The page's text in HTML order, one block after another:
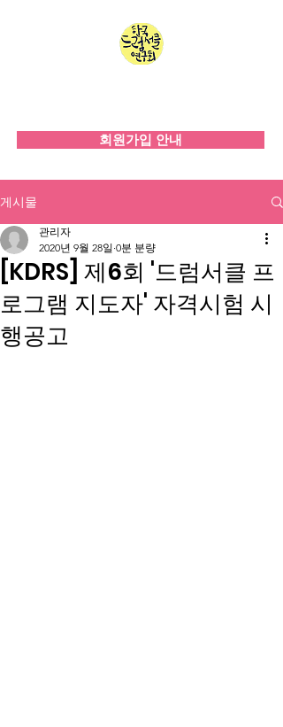
회원가입 안내
게시물
[KDRS] 제6회 '드럼서클 프
로그램 지도자' 자격시험 시
행공고
관리자
2020년 9월 28일 0분 분량